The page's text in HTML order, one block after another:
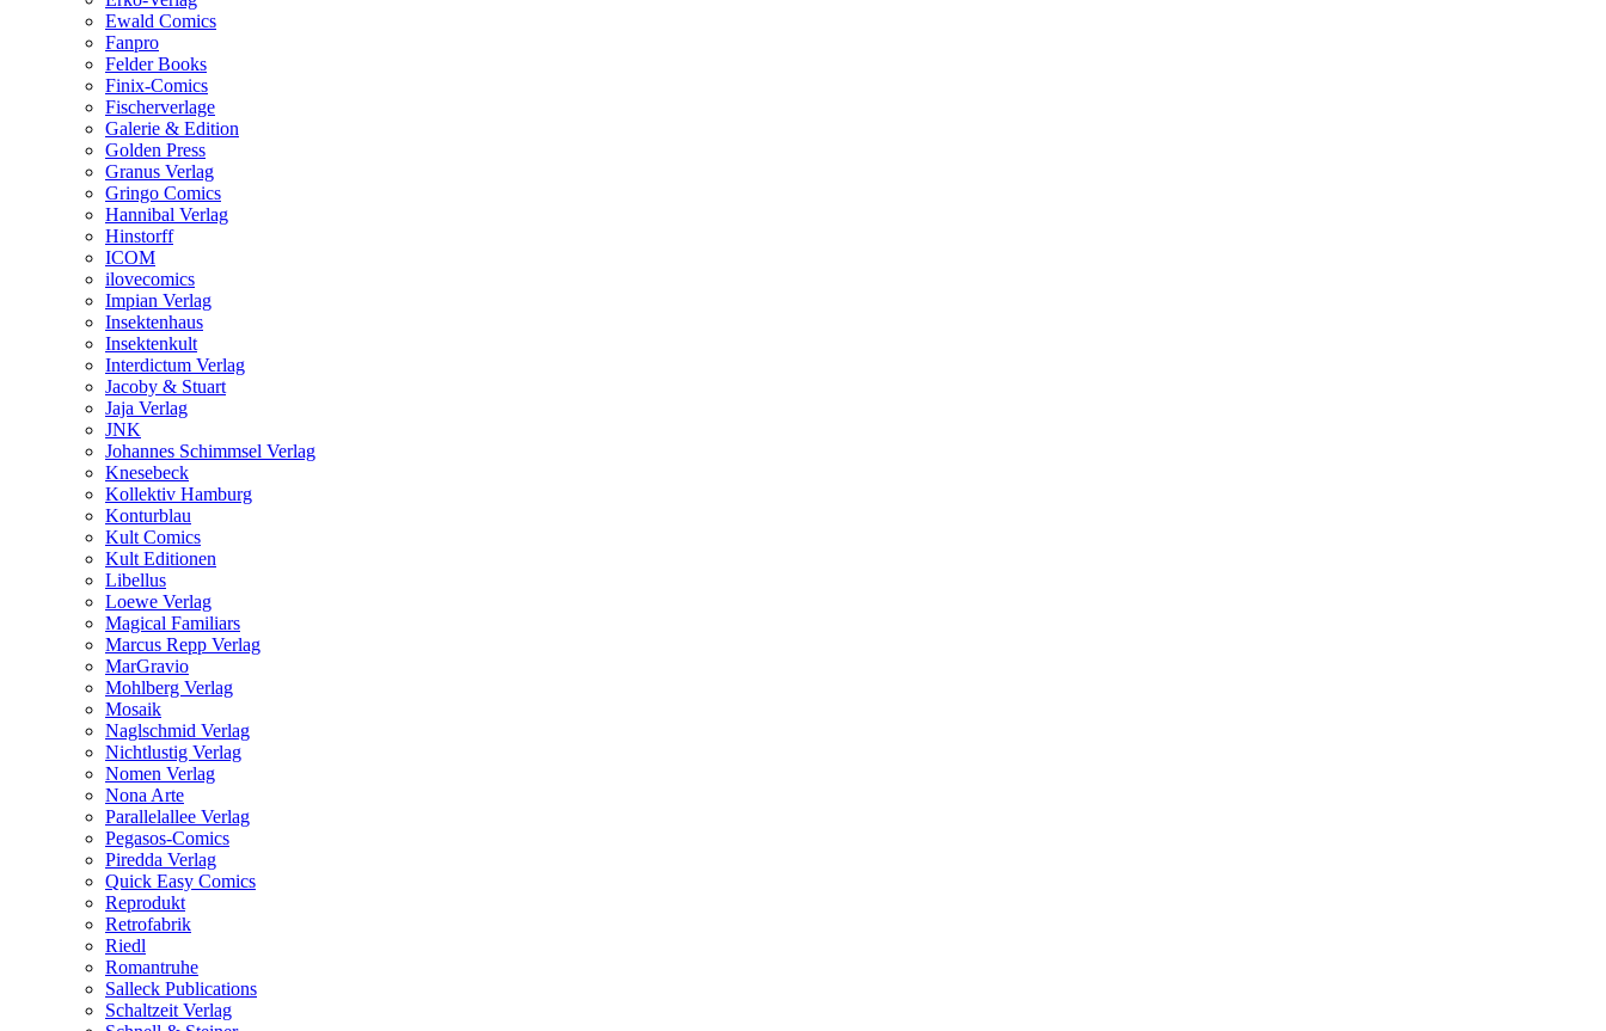
Ewald Comics
Fanpro
Felder Books
Finix-Comics
Fischerverlage
Galerie & Edition
Golden Press
Granus Verlag
Gringo Comics
Hannibal Verlag
Hinstorff
ICOM
ilovecomics
Impian Verlag
Insektenhaus
Insektenkult
Interdictum Verlag
Jacoby & Stuart
Jaja Verlag
JNK
Johannes Schimmsel Verlag
Knesebeck
Kollektiv Hamburg
Konturblau
Kult Comics
Kult Editionen
Libellus
Loewe Verlag
Magical Familiars
Marcus Repp Verlag
MarGravio
Mohlberg Verlag
Mosaik
Naglschmid Verlag
Nichtlustig Verlag
Nomen Verlag
Nona Arte
Parallelallee Verlag
Pegasos-Comics
Piredda Verlag
Quick Easy Comics
Reprodukt
Retrofabrik
Riedl
Romantruhe
Salleck Publications
Schaltzeit Verlag